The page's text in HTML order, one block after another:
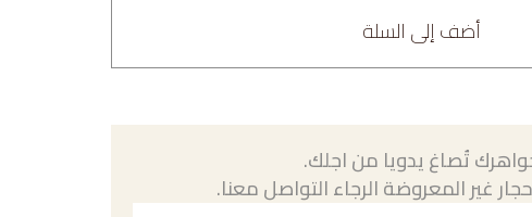
أضف إلى السلة
تُصاغ يدويا من اجلك.
غير المعروضة الرجاء التواصل معنا.